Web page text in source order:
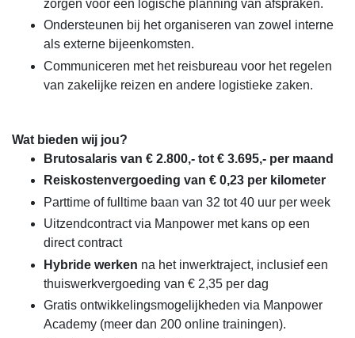
zorgen voor een logische planning van afspraken.
Ondersteunen bij het organiseren van zowel interne
als externe bijeenkomsten.
Communiceren met het reisbureau voor het regelen
van zakelijke reizen en andere logistieke zaken.
Wat bieden wij jou?
Brutosalaris van € 2.800,- tot € 3.695,- per maand
Reiskostenvergoeding van € 0,23 per kilometer
Parttime of fulltime baan van 32 tot 40 uur per week
Uitzendcontract via Manpower met kans op een
direct contract
Hybride werken na het inwerktraject, inclusief een
thuiswerkvergoeding van € 2,35 per dag
Gratis ontwikkelingsmogelijkheden via Manpower
Academy (meer dan 200 online trainingen).